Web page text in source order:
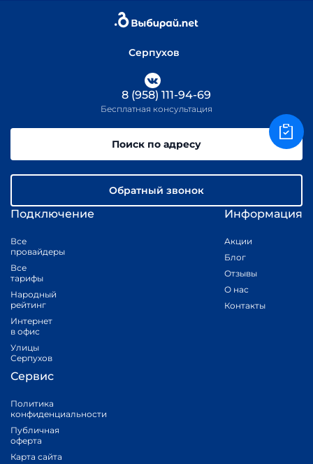
Серпухов
Подключение
Все
провайдеры
Все
тарифы
Народный
рейтинг
Интернет
в офис
Улицы
Серпухов
Информация
Акции
Блог
Отзывы
О нас
Контакты
Сервис
Политика
конфиденциальности
Публичная
оферта
Карта сайта
8 (958) 111-94-69
Бесплатная консультация
Поиск по адресу
Обратный звонок